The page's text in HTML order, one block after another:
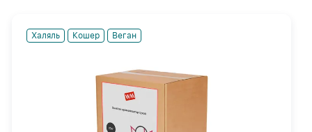
Халяль Кошер Веган